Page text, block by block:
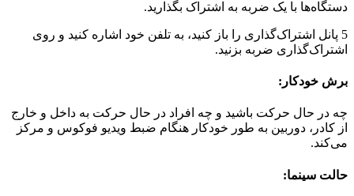
دستگاه‌ها با یک ضربه به اشتراک بگذارید.
5 پانل اشتراک‌گذاری را باز کنید، به تلفن خود اشاره کنید و روی
اشتراک‌گذاری ضربه بزنید.
برش خودکار:
چه در حال حرکت باشید و چه افراد در حال حرکت به داخل و خارج
از کادر، دوربین به طور خودکار هنگام ضبط ویدیو فوکوس و مرکز
می‌کند.
حالت سینما: